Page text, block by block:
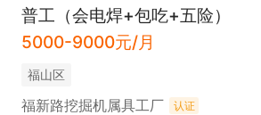
普工（会电焊+包吃+五险）
5000-9000元/月
福山区
福新路挖掘机属具工厂 认证